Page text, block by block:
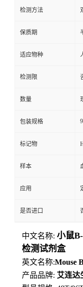
检测方法
保质期
适应物种
检测限
数量
包装规格
标记物
样本
应用
是否进口
中文名称: 小鼠
检测试剂盒
英文名称:Mouse
产品品牌: 艾连达